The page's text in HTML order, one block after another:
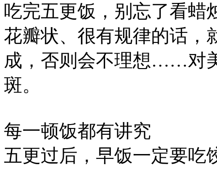
吃完五更饭，别忘了看蜡
花瓣状、很有规律的话，
成，否则会不理想……对
斑。
每一顿饭都有讲究
五更过后，早饭一定要吃